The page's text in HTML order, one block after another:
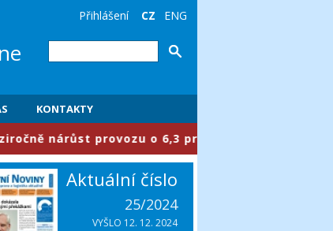
Přihlášení CZ ENG
KONTAKTY
provozu o 6,3 procenta
Aktuální číslo
25/2024
VYŠLO 12. 12. 2024